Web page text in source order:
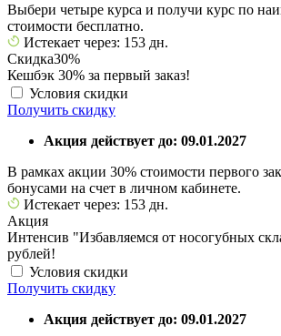
Выбери четыре курса и получи курс по
стоимости бесплатно.
Истекает через: 153 дн.
Скидка30%
Кешбэк 30% за первый заказ!
Условия скидки
Получить скидку
Акция действует до: 09.01.2027
В рамках акции 30% стоимости первого
бонусами на счет в личном кабинете.
Истекает через: 153 дн.
Акция
Интенсив "Избавляемся от носогубных
рублей!
Условия скидки
Получить скидку
Акция действует до: 09.01.2027